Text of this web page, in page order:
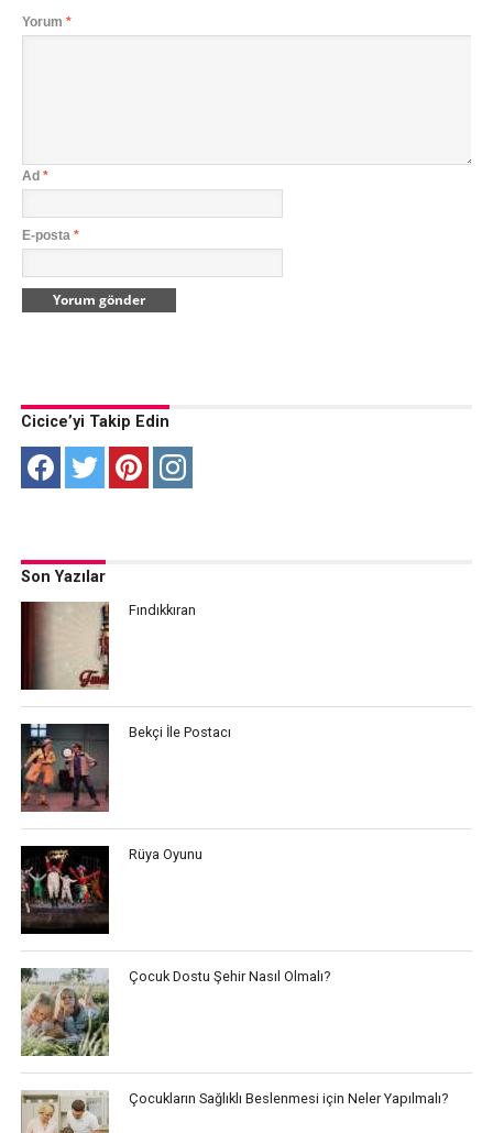
Yorum *
Ad *
E-posta *
Cicice’yi Takip Edin
Son Yazılar
Fındıkkıran
Bekçi İle Postacı
Rüya Oyunu
Çocuk Dostu Şehir Nasıl Olmalı?
Çocukların Sağlıklı Beslenmesi için Neler Yapılmalı?